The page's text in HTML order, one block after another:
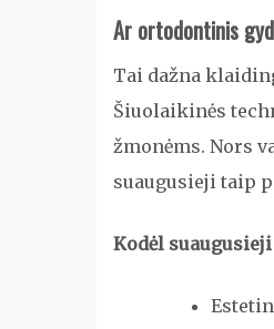
Ar ortodontinis
Tai dažna
Šiuolaikinės
žmonėms. Nors
suaugusieji taip
Kodėl